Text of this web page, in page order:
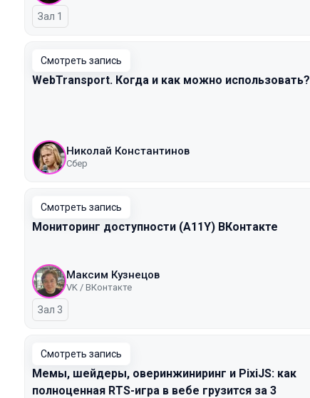
Зал 1
Смотреть запись
WebTransport. Когда и как можно использовать?
Николай Константинов
Сбер
Смотреть запись
Мониторинг доступности (A11Y) ВКонтакте
Максим Кузнецов
VK / ВКонтакте
Зал 3
Смотреть запись
Мемы, шейдеры, оверинжиниринг и PixiJS: как
полноценная RTS-игра в вебе грузится за 3